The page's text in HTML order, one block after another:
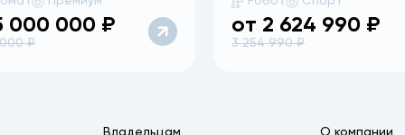
000 000 ₽
₽
от 2 624 990 ₽
3 254 990₽
Владельцам О компании